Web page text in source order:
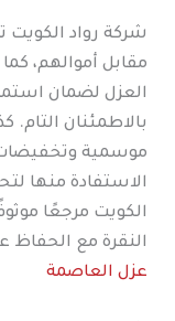
شركة رواد
مقابل أموالهم،
العزل لضمان
بالاطمئنان التام.
موسمية وتخفيضات
الاستفادة منها
الكويت مرجعًا
النقرة مع الحفاظ
عزل العاصمة